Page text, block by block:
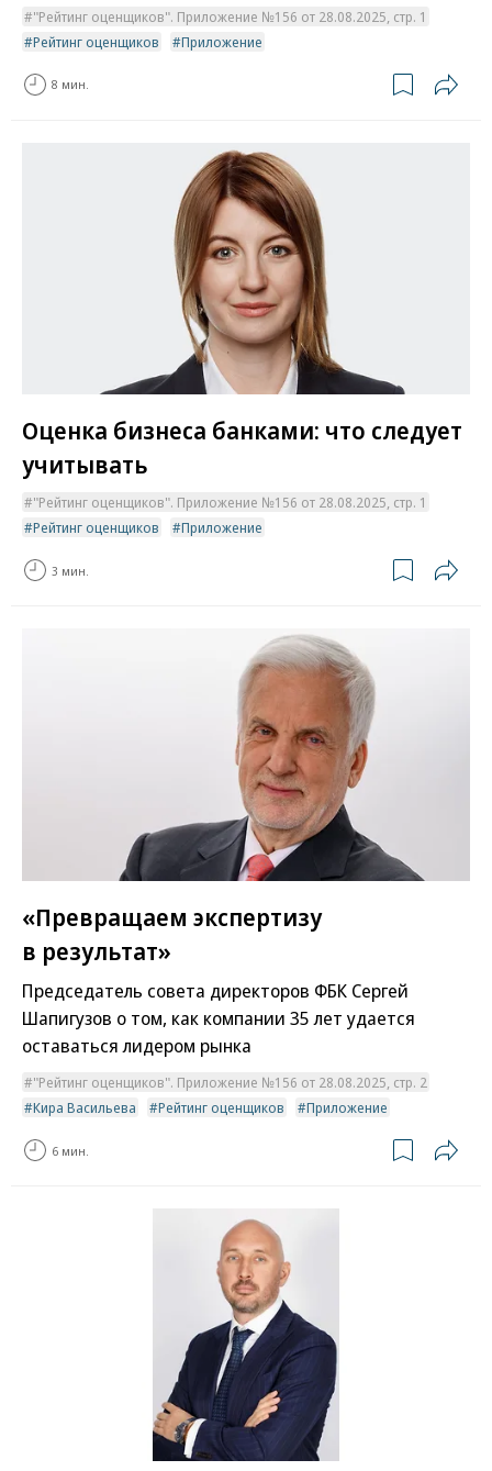
"Рейтинг оценщиков". Приложение №156 от 28.08.2025, стр. 1
Рейтинг оценщиков
Приложение
8 мин.
Оценка бизнеса банками: что следует
учитывать
"Рейтинг оценщиков". Приложение №156 от 28.08.2025, стр. 1
Рейтинг оценщиков
Приложение
3 мин.
«Превращаем экспертизу
в результат»
Председатель совета директоров ФБК Сергей
Шапигузов о том, как компании 35 лет удается
оставаться лидером рынка
"Рейтинг оценщиков". Приложение №156 от 28.08.2025, стр. 2
Кира Васильева
Рейтинг оценщиков Приложение
6 мин.